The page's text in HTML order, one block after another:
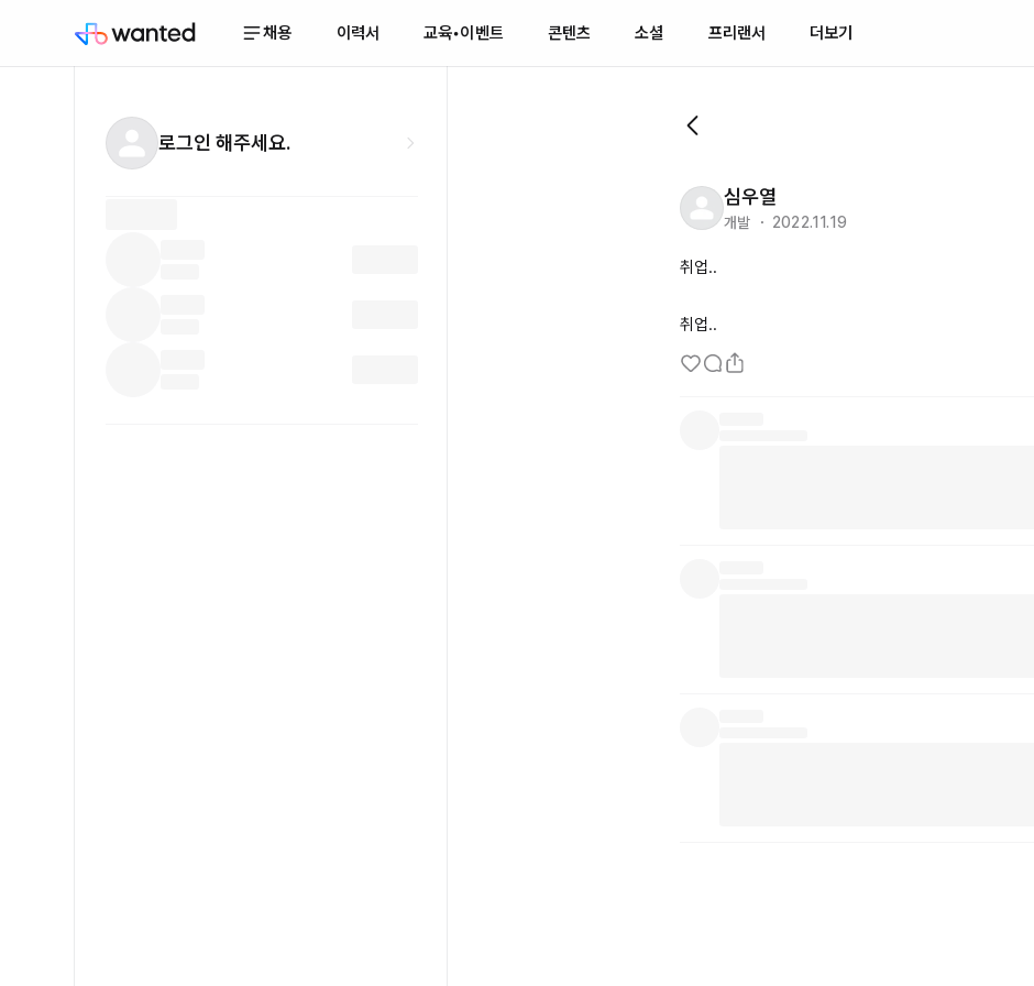
채용 이력서 교육•이벤트 콘텐츠 소셜 프리랜서 더보기
로그인 해주세요.
심우열
개발 ・ 2022.11.19
취업..
취업..